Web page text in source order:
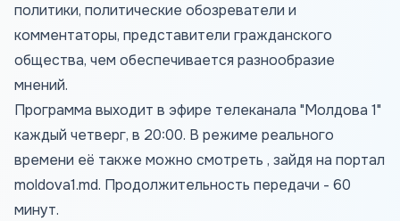
политики, политические обозреватели и
комментаторы, представители гражданского
общества, чем обеспечивается разнообразие
мнений.
Программа выходит в эфире телеканала "Молдова 1"
каждый четверг, в 20:00. В режиме реального
времени её также можно смотреть , зайдя на портал
moldova1.md. Продолжительность передачи - 60
минут.